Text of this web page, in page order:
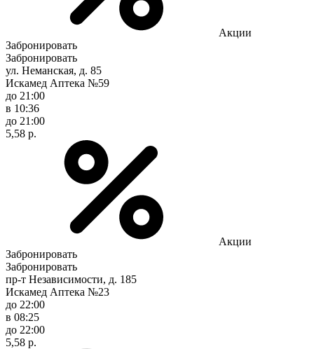
Акции
Забронировать
Забронировать
ул. Неманская, д. 85
Искамед Аптека №59
до 21:00
в 10:36
до 21:00
5,58 р.
Акции
Забронировать
Забронировать
пр-т Независимости, д. 185
Искамед Аптека №23
до 22:00
в 08:25
до 22:00
5,58 р.